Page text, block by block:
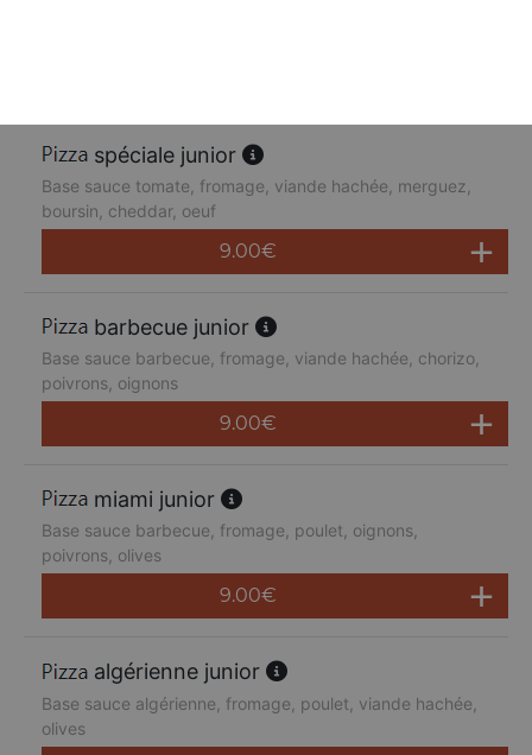
spéciale junior
Base sauce tomate, fromage, viande hachée, merguez,
boursin, cheddar, oeuf
9.00€
barbecue junior
Base sauce barbecue, fromage, viande hachée, chorizo,
poivrons, oignons
9.00€
miami junior
Base sauce barbecue, fromage, poulet, oignons,
poivrons, olives
9.00€
algérienne junior
Base sauce algérienne, fromage, poulet, viande hachée,
olives